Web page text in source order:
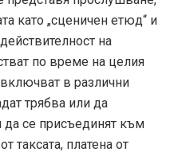
като „сценичен етюд“ и
на
по време на целия
в различни
трябва или да
да се присъединят към
таксата, платена от